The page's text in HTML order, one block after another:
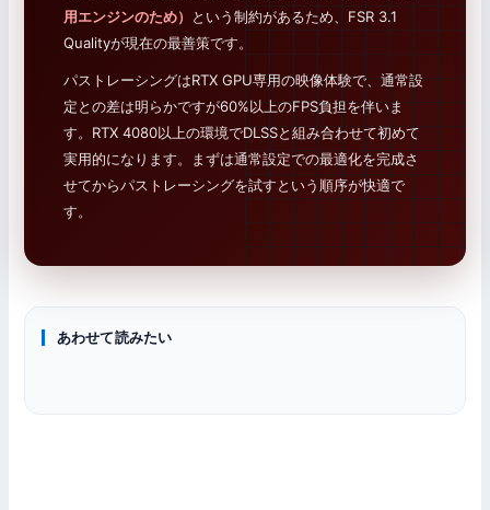
用エンジンのため） という制約があるため、FSR 3.1
Qualityが現在の最善策です。
パストレーシングはRTX GPU専用の映像体験で、通常設
定との差は明らかですが60%以上のFPS負担を伴いま
す。RTX 4080以上の環境でDLSSと組み合わせて初めて
実用的になります。まずは通常設定での最適化を完成さ
せてからパストレーシングを試すという順序が快適で
す。
あわせて読みたい
PCゲーム情報
PCゲーム情報